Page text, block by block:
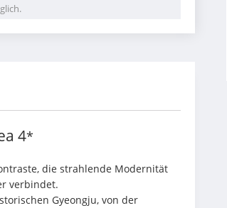
4*
die strahlende Modernität
verbindet.
Gyeongju, von der